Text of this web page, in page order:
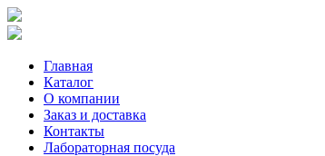
Главная
Каталог
О компании
Заказ и доставка
Контакты
Лабораторная посуда